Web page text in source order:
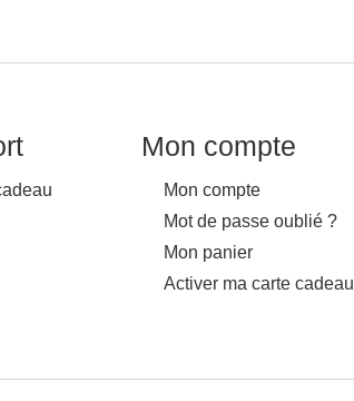
Mon compte
Mon compte
Mot de passe oublié ?
Mon panier
Activer ma carte cadeau